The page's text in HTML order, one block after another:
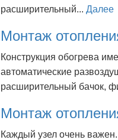
расширительный... Далее
Монтаж
Конструкция обогрева
автоматические
расширительный бачок,
Монтаж
Каждый узел очень